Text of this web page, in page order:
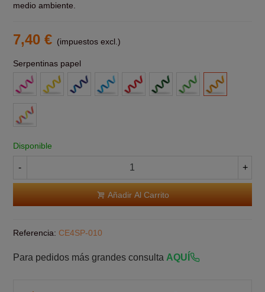
medio ambiente.
7,40 € (impuestos excl.)
Serpentinas papel
Rosa
Amarillas Azul
Azul
Claro
Roja Verde
Verde
Claro
Naranja
Multicolor
Disponible
- +
Añadir Al Carrito
Referencia: CE4SP-010
Para pedidos más grandes consulta AQUÍ